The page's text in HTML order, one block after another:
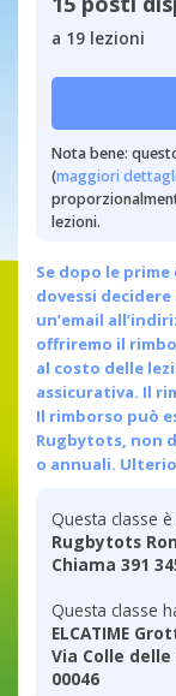
a 19 lezioni
Nota bene:
(maggiori
lezioni.
Se dopo le
dovessi
un’email
offriremo il
al costo delle
assicurativa. Il
Il rimborso può
Rugbytots, non
o annuali.
Questa classe
Rugbytots
Chiama 391
Questa classe
ELCATIME
Via Colle
00046